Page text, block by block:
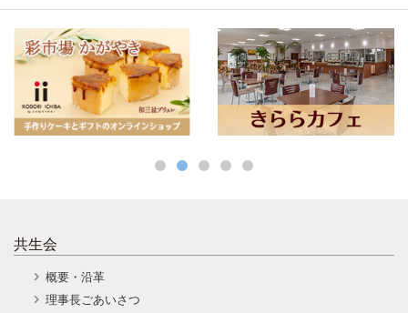
共生会
概要・沿革
理事長ごあいさつ